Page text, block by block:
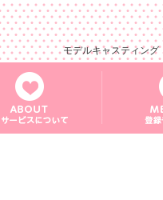
モデルキャスティング